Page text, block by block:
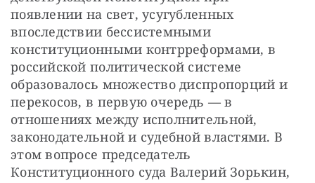
появлении на свет, усугубленных
впоследствии бессистемными
конституционными контрреформами, в
российской политической системе
образовалось множество диспропорций и
перекосов, в первую очередь — в
отношениях между исполнительной,
законодательной и судебной властями. В
этом вопросе председатель
Конституционного суда Валерий Зорькин,